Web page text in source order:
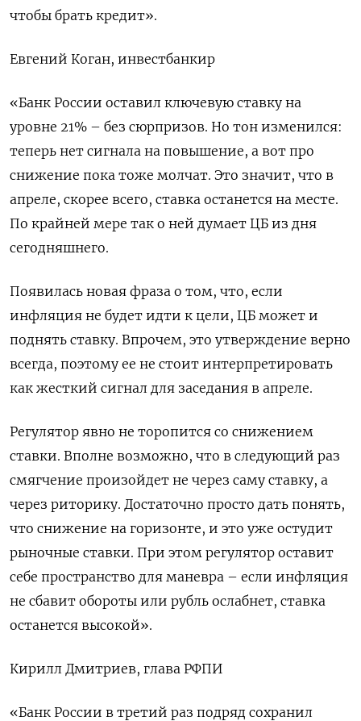
чтобы брать кредит».
Евгений Коган, инвестбанкир
«Банк России оставил ключевую ставку на
уровне 21% – без сюрпризов. Но тон изменился:
теперь нет сигнала на повышение, а вот про
снижение пока тоже молчат. Это значит, что в
апреле, скорее всего, ставка останется на месте.
По крайней мере так о ней думает ЦБ из дня
сегодняшнего.
Появилась новая фраза о том, что, если
инфляция не будет идти к цели, ЦБ может и
поднять ставку. Впрочем, это утверждение верно
всегда, поэтому ее не стоит интерпретировать
как жесткий сигнал для заседания в апреле.
Регулятор явно не торопится со снижением
ставки. Вполне возможно, что в следующий раз
смягчение произойдет не через саму ставку, а
через риторику. Достаточно просто дать понять,
что снижение на горизонте, и это уже остудит
рыночные ставки. При этом регулятор оставит
себе пространство для маневра – если инфляция
не сбавит обороты или рубль ослабнет, ставка
останется высокой».
Кирилл Дмитриев, глава РФПИ
«Банк России в третий раз подряд сохранил